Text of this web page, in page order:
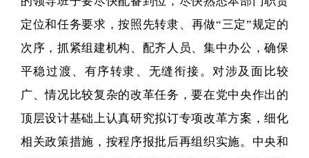
定位和任务要求，按照先转隶、再做“三定”规定的
次序，抓紧组建机构、配齐人员、集中办公，确保
平稳过渡、有序转隶、无缝衔接。对涉及面比较
广、情况比较复杂的改革任务，要在党中央作出的
顶层设计基础上认真研究拟订专项改革方案，细化
相关政策措施，按程序报批后再组织实施。中央和